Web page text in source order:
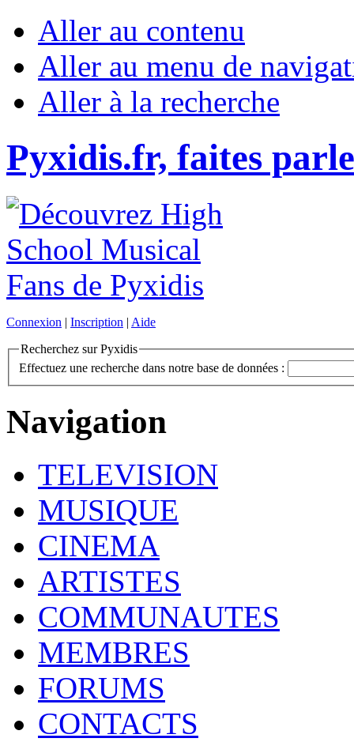
Aller au contenu
Aller au menu de
Aller à la recherche
Pyxidis.fr, faites
Connexion | Inscription | Aide
Recherchez sur Pyxidis
Effectuez une recherche dans notre base de données :
Navigation
TELEVISION
MUSIQUE
CINEMA
ARTISTES
COMMUNAUTES
MEMBRES
FORUMS
CONTACTS